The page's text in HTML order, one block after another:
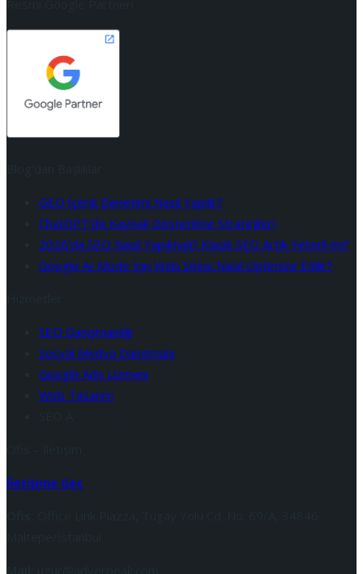
GEO İçerik Denetimi Nasıl Yapılır?
ChatGPT’de Kaynak Gösterilme Stratejileri
2026’da SEO Nasıl Yapılmalı? Klasik SEO Artık Yeterli mi?
Google AI Mode İçin Web Sitesi Nasıl Optimize Edilir?
SEO Danışmanlığı
Sosyal Medya Danışmanı
Google Ads Uzmanı
Web Tasarım
İletişime Geç